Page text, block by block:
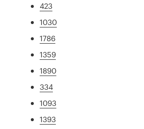
423
1030
1786
1359
1890
334
1093
1393